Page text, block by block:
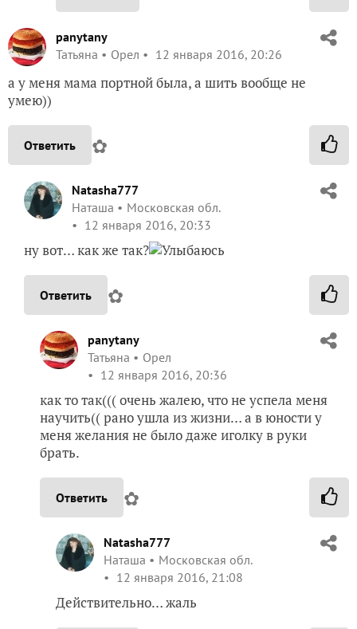
panytany
Татьяна
Орел 12 января 2016, 20:26
а у меня мама портной была, а шить вообще не
умею))
Ответить ✿
Natasha777
Наташа
Московская обл.
12 января 2016, 20:33
ну вот… как же так?
Ответить ✿
panytany
Татьяна
Орел
12 января 2016, 20:36
как то так((( очень жалею, что не успела меня
научить(( рано ушла из жизни… а в юности у
меня желания не было даже иголку в руки
брать.
Ответить ✿
Natasha777
Наташа
Московская обл.
12 января 2016, 21:08
Действительно… жаль